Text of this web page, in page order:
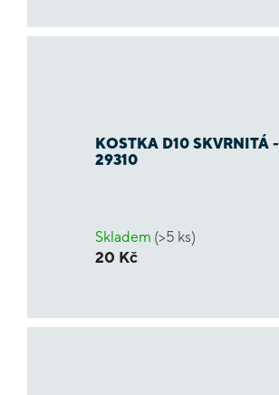
KOSTKA D10 SKVRNITÁ -
29310
Skladem (>5 ks)
20 Kč